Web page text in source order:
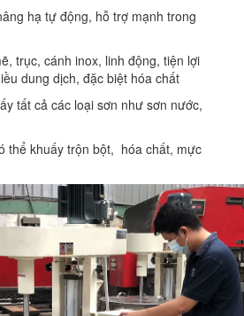
hạ tự động, hỗ trợ mạnh trong
trục, cánh inox, linh động, tiện lợi
dung dịch, đặc biệt hóa chất
tất cả các loại sơn như sơn nước,
thể khuấy trộn bột, hóa chất, mực